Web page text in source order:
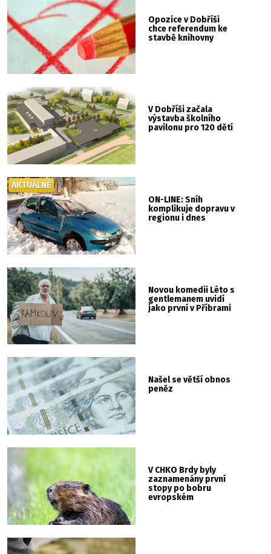
Opozice v Dobříši
chce referendum ke
stavbě knihovny
V Dobříši začala
výstavba školního
pavilonu pro 120 dětí
ON-LINE: Sníh
komplikuje dopravu v
regionu i dnes
AKTUÁLNĚ
Novou komedii Léto s
gentlemanem uvidí
jako první v Příbrami
Našel se větší obnos
peněz
V CHKO Brdy byly
zaznamenány první
stopy po bobru
evropském